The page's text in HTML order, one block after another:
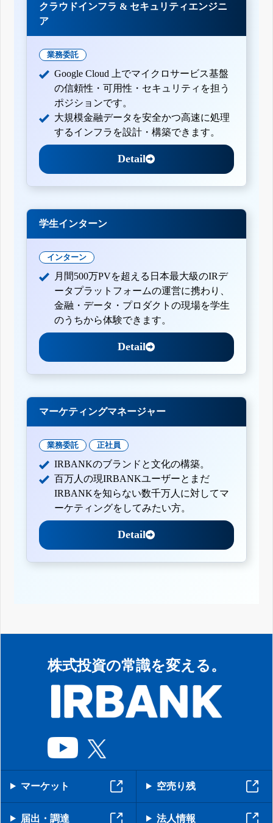
クラウドインフラ & セキュリティエンジニ
ア
業務委託
Google Cloud 上でマイクロサービス基盤
の信頼性・可用性・セキュリティを担う
ポジションです。
大規模金融データを安全かつ高速に処理
するインフラを設計・構築できます。
Detail
学生インターン
インターン
月間500万PVを超える日本最大級のIRデ
ータプラットフォームの運営に携わり、
金融・データ・プロダクトの現場を学生
のうちから体験できます。
Detail
マーケティングマネージャー
業務委託 正社員
IRBANKのブランドと文化の構築。
百万人の現IRBANKユーザーとまだ
IRBANKを知らない数千万人に対してマ
ーケティングをしてみたい方。
Detail
株式投資の常識を変える。
マーケット 空売り残
届出・調達 法人情報